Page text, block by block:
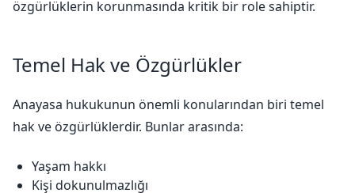
özgürlüklerin korunmasında kritik bir role sahiptir.
Temel Hak ve Özgürlükler
Anayasa hukukunun önemli konularından biri temel
hak ve özgürlüklerdir. Bunlar arasında:
Yaşam hakkı
Kişi dokunulmazlığı